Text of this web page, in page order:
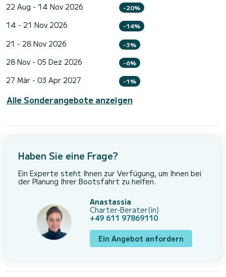
22 Aug - 14 Nov 2026 -20%
14 - 21 Nov 2026 -14%
21 - 28 Nov 2026 -3%
28 Nov - 05 Dez 2026 -6%
27 Mär - 03 Apr 2027 -1%
Alle Sonderangebote anzeigen
Haben Sie eine Frage?
Ein Experte steht Ihnen zur Verfügung, um Ihnen bei
der Planung Ihrer Bootsfahrt zu helfen.
Anastassia
Charter-Berater(in)
+49 611 97869110
Ein Angebot anfordern